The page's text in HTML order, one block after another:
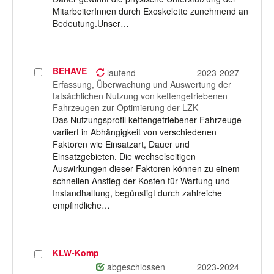
MitarbeiterInnen durch Exoskelette zunehmend an
Bedeutung.Unser…
Projekt
auswählen
BEHAVE laufend
2023-2027
Erfassung, Überwachung und Auswertung der
tatsächlichen Nutzung von kettengetriebenen
Fahrzeugen zur Optimierung der LZK
Das Nutzungsprofil kettengetriebener Fahrzeuge
variiert in Abhängigkeit von verschiedenen
Faktoren wie Einsatzart, Dauer und
Einsatzgebieten. Die wechselseitigen
Auswirkungen dieser Faktoren können zu einem
schnellen Anstieg der Kosten für Wartung und
Instandhaltung, begünstigt durch zahlreiche
empfindliche…
ProjektKLW-Komp
abgeschlossen
2023-2024